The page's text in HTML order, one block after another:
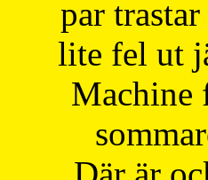
par
lite fel ut
Machine